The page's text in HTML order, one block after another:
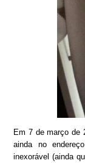
Em 7 de março de
ainda no
inexorável (ainda